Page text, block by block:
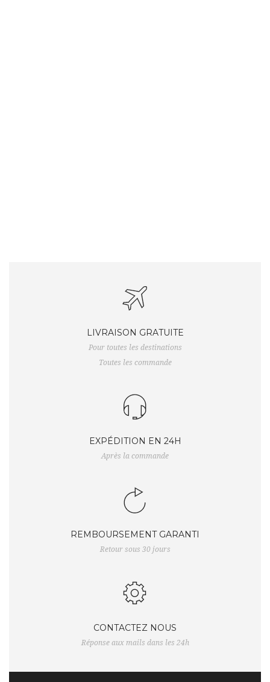
LIVRAISON GRATUITE
Pour toutes les destinations
Toutes les commande
EXPÉDITION EN 24H
Après la commande
REMBOURSEMENT GARANTI
Retour sous 30 jours
CONTACTEZ NOUS
Réponse aux mails dans les 24h